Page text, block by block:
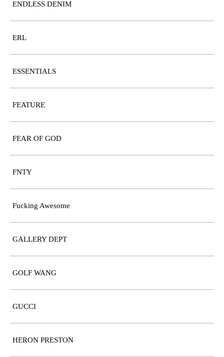
ENDLESS DENIM
ERL
ESSENTIALS
FEATURE
FEAR OF GOD
FNTY
Fucking Awesome
GALLERY DEPT
GOLF WANG
GUCCI
HERON PRESTON